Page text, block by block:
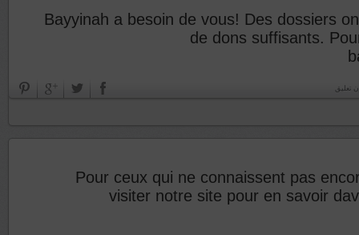
Bayyinah a besoin de vous! Des dossiers
de dons suffisants.
تعليق
Pour ceux qui ne connaissent pas
visiter notre site pour en savoir